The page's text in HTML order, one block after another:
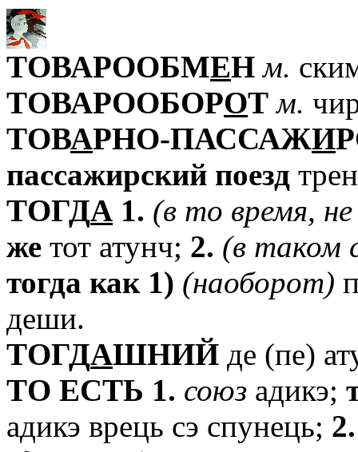
TОВАРООБМЕН м.
TОВАРООБОРОТ м.
TОВАРНО-ПАССАЖИ
пассажирский поезд
TОГДА 1. (в то время, не
же тот атунч; 2. (в таком
тогда как 1) (наоборот)
деши.
TОГДАШНИЙ де (пе)
TО ЕСТЬ 1. союз адикэ;
адикэ врець сэ спунець; 2.